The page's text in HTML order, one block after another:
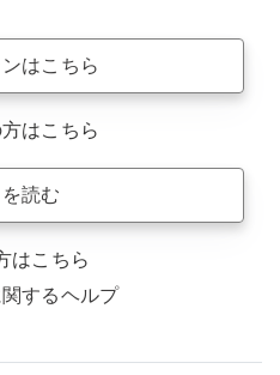
はこちら
はこちら
読む
はこちら
するヘルプ